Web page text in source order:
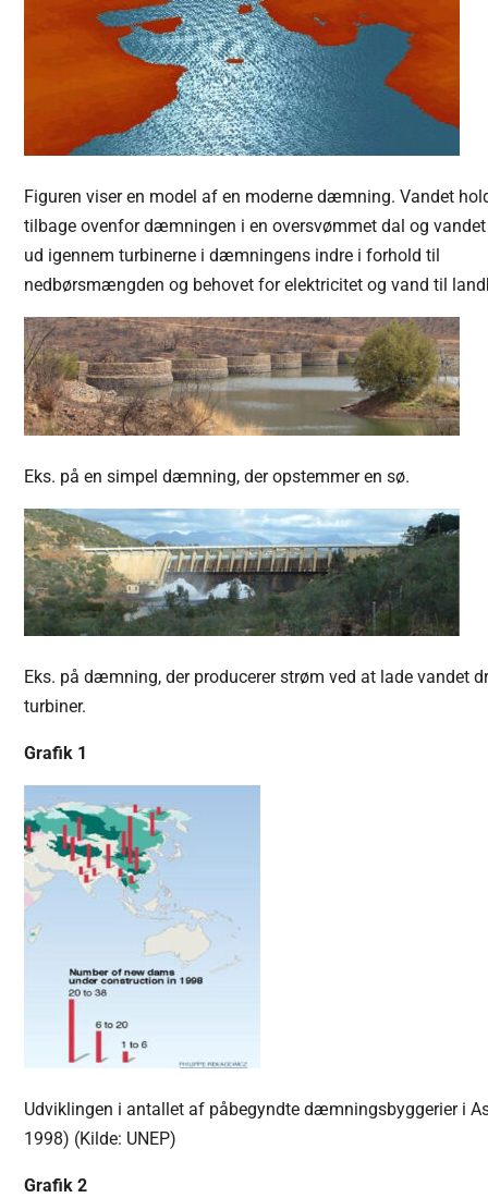
Figuren viser en model af en moderne dæmning. Vandet
tilbage ovenfor dæmningen i en oversvømmet dal og
ud igennem turbinerne i dæmningens indre i forhold til
nedbørsmængden og behovet for elektricitet og vand til
Eks. på en simpel dæmning, der opstemmer en sø.
Eks. på dæmning, der producerer strøm ved at lade vandet
turbiner.
Grafik 1
Udviklingen i antallet af påbegyndte dæmningsbyggerier i
1998) (Kilde: UNEP)
Grafik 2